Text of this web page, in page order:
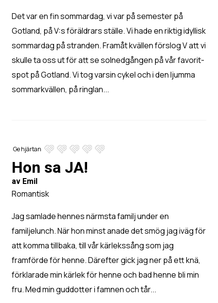
Det var en fin sommardag, vi var på semester på
Gotland, på V:s föräldrars ställe. Vi hade en riktig idyllisk
sommardag på stranden. Framåt kvällen förslog V att vi
skulle ta oss ut för att se solnedgången på vår favorit-
spot på Gotland. Vi tog varsin cykel och i den ljumma
sommarkvällen, på ringlan...
Ge hjärtan
Hon sa JA!
av Emil
Romantisk
Jag samlade hennes närmsta familj under en
familjelunch. När hon minst anade det smög jag iväg för
att komma tillbaka, till vår kärlekssång som jag
framförde för henne. Därefter gick jag ner på ett knä,
förklarade min kärlek för henne och bad henne bli min
fru. Med min guddotter i famnen och tår...